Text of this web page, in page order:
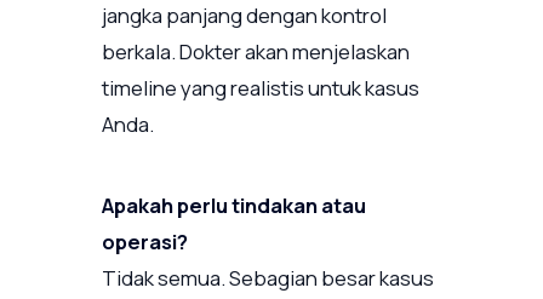
jangka panjang dengan kontrol
berkala. Dokter akan menjelaskan
timeline yang realistis untuk kasus
Anda.
Apakah perlu tindakan atau
operasi?
Tidak semua. Sebagian besar kasus